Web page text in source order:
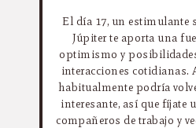
El día 17, un estimulante
Júpiter te aporta una
optimismo y
interacciones cotidianas.
habitualmente podría
interesante, así que fíjate
compañeros de trabajo y